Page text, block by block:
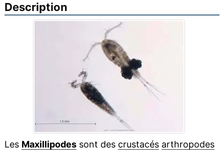
Description
Les Maxillipodessont des crustacés arthropodes